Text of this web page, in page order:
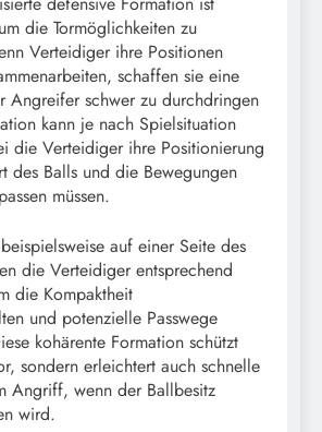
die Tormöglichkeiten zu
Verteidiger ihre Positionen
schaffen sie eine
Angreifer schwer zu durchdringen
kann je nach Spielsituation
die Verteidiger ihre Positionierung
des Balls und die Bewegungen
müssen.
auf einer Seite des
die Verteidiger entsprechend
die Kompaktheit
und potenzielle Passwege
kohärente Formation schützt
sondern erleichtert auch schnelle
Angriff, wenn der Ballbesitz
wird.